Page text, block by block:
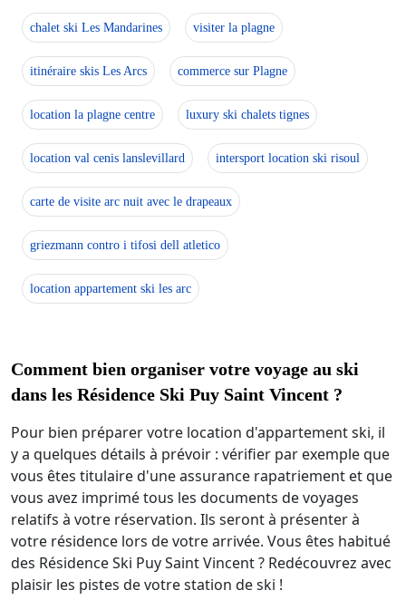
chalet ski Les Mandarines visiter la plagne
itinéraire skis Les Arcs commerce sur Plagne
location la plagne centre luxury ski chalets tignes
location val cenis lanslevillard intersport location ski risoul
carte de visite arc nuit avec le drapeaux
griezmann contro i tifosi dell atletico
location appartement ski les arc
Comment bien organiser votre voyage au ski
dans les Résidence Ski Puy Saint Vincent ?
Pour bien préparer votre location d'appartement ski, il
y a quelques détails à prévoir : vérifier par exemple que
vous êtes titulaire d'une assurance rapatriement et que
vous avez imprimé tous les documents de voyages
relatifs à votre réservation. Ils seront à présenter à
votre résidence lors de votre arrivée. Vous êtes habitué
des Résidence Ski Puy Saint Vincent ? Redécouvrez avec
plaisir les pistes de votre station de ski !